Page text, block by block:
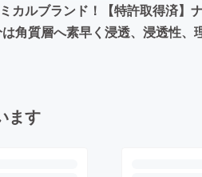
ルブランド！【特許取得済】
角質層へ素早く浸透、浸透性
ます